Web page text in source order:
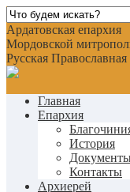
Ардатовская епархия
Мордовской
Русская
Главная
Епархия
История
Контакты
Архиерей